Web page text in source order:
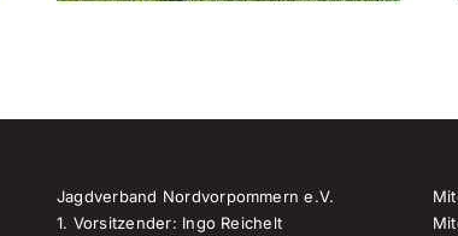
Jagdverband Nordvorpommern e.V.
1. Vorsitzender: Ingo Reichelt